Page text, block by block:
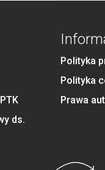
ds.
Polityka
Polityka
Prawa